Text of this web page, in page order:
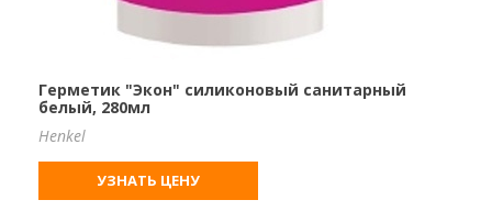
Герметик "Экон" силиконовый санитарный
белый, 280мл
Henkel
УЗНАТЬ ЦЕНУ